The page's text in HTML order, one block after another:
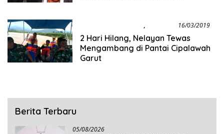
, 16/03/2019
2 Hari Hilang, Nelayan Tewas
Mengambang di Pantai Cipalawah
Garut
Berita Terbaru
05/08/2026